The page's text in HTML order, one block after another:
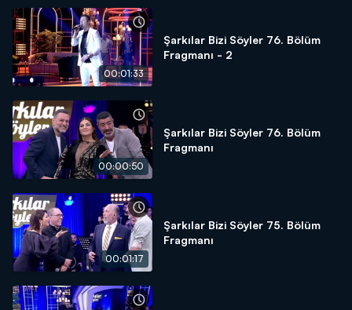
00:01:33
Şarkılar Bizi Söyler 76. Bölüm
Fragmanı - 2
00:00:50
Şarkılar Bizi Söyler 76. Bölüm
Fragmanı
00:01:17
Şarkılar Bizi Söyler 75. Bölüm
Fragmanı